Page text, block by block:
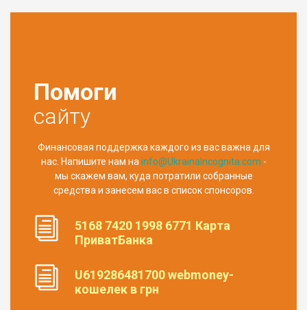
Помоги
сайту
Финансовая поддержка каждого из вас важна для
нас. Напишите нам на info@UkrainaIncognita.com -
мы скажем вам, куда потратили собранные
средства и занесем вас в список спонсоров.
5168 7420 1998 6771 Карта
ПриватБанка
U619286481700 webmoney-
кошелек в грн